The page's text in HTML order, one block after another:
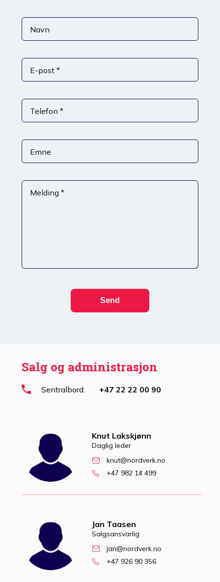
Navn
E-post *
Telefon *
Emne
Melding *
Salg og administrasjon
Sentralbord: +47 22 22 00 90
Knut Lakskjønn
Daglig leder
knut@nordverk.no
+47 982 14 499
Jan Taasen
Salgsansvarlig
jan@nordverk.no
+47 926 90 356